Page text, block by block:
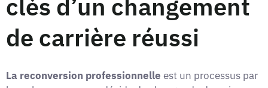
clés d’un changement
de carrière réussi
La reconversion professionnelle est un processus par